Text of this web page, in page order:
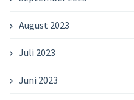
August 2023
Juli 2023
Juni 2023